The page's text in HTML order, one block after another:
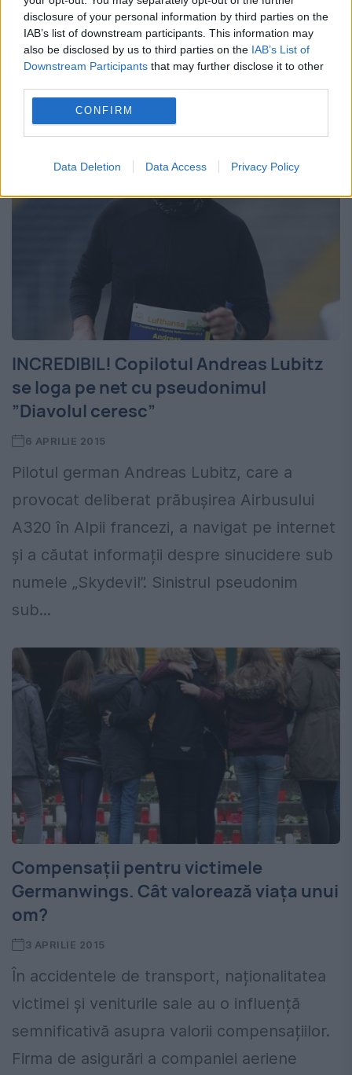
disclosure of your personal information by third parties on the
IAB’s list of downstream participants. This information may
also be disclosed by us to third parties on the IAB’s List of
Downstream Participants that may further disclose it to other
CONFIRM
Data Deletion Data Access Privacy Policy
aviaţiei germane a anunţat că nu avea nicio
cunoştinţă despre depresia severă de care
Un purtător de cuvânt al...
INCREDIBIL! Copilotul Andreas Lubitz
se loga pe net cu pseudonimul
”Diavolul ceresc”
6 APRILIE 2015
Pilotul german Andreas Lubitz, care a
provocat deliberat prăbușirea Airbusului
A320 în Alpii francezi, a navigat pe internet
și a căutat informații despre sinucidere sub
numele „Skydevil”. Sinistrul pseudonim
sub...
Compensații pentru victimele
Germanwings. Cât valorează viața unui
om?
3 APRILIE 2015
În accidentele de transport, naționalitatea
victimei și veniturile sale au o influență
semnificativă asupra valorii compensațiilor.
Firma de asigurări a companiei aeriene